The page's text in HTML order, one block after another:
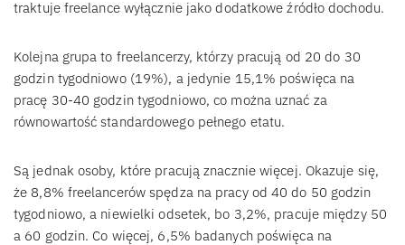
traktuje freelance wyłącznie jako dodatkowe źródło dochodu.
Kolejna grupa to freelancerzy, którzy pracują od 20 do 30
godzin tygodniowo (19%), a jedynie 15,1% poświęca na
pracę 30-40 godzin tygodniowo, co można uznać za
równowartość standardowego pełnego etatu.
Są jednak osoby, które pracują znacznie więcej. Okazuje się,
że 8,8% freelancerów spędza na pracy od 40 do 50 godzin
tygodniowo, a niewielki odsetek, bo 3,2%, pracuje między 50
a 60 godzin. Co więcej, 6,5% badanych poświęca na